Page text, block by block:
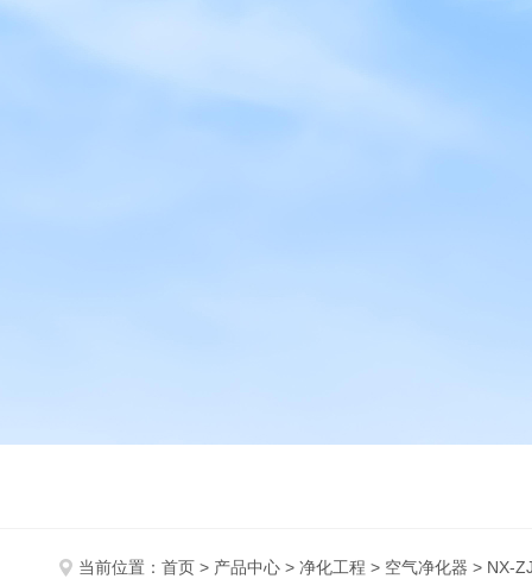
当前位置： 首页 > 产品中心 > 净化工程 > 空气净化器 > NX-